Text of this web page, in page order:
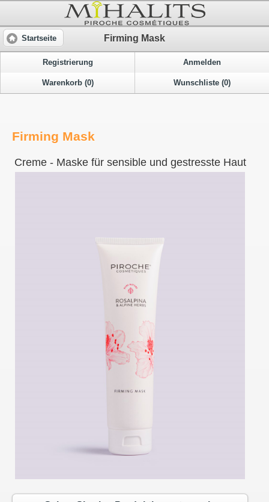
Startseite Firming Mask
Registrierung Anmelden
Warenkorb (0) Wunschliste (0)
Firming Mask
Creme - Maske für sensible und gestresste Haut